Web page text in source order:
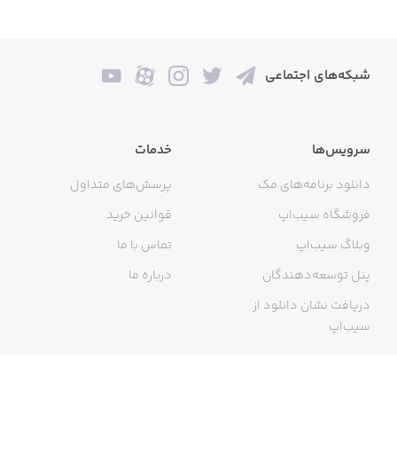
شبکه‌های اجتماعی
سرویس‌ها
دانلود برنامه‌های مک
فروشگاه سیب‌اپ
وبلاگ سیب‌اپ
پنل توسعه‌دهندگان
دریافت نشان دانلود از
سیب‌اپ
خدمات
پرسش‌های متداول
قوانین خرید
تماس با ما
درباره ما